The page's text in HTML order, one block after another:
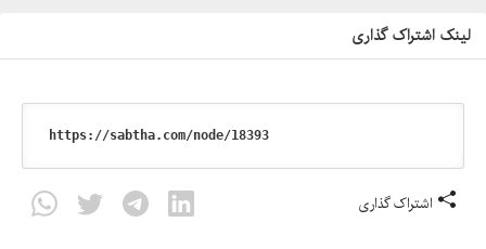
لینک اشتراک گذاری
اشتراک گذاری